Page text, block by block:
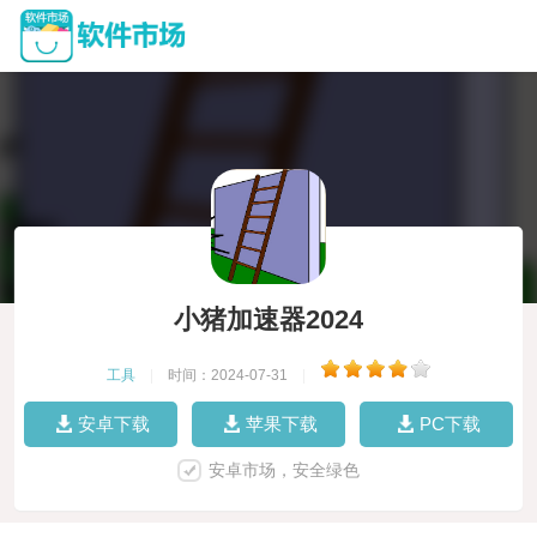
小猪加速器2024
工具 时间：2024-07-31
安卓下载 苹果下载 PC下载
安卓市场，安全绿色